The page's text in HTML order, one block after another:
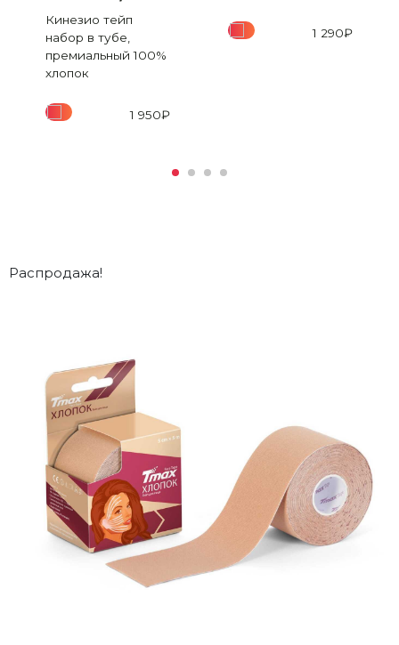
Кинезио тейп
набор в тубе,
премиальный 100%
хлопок
1 950₽
1 290₽
Распродажа!